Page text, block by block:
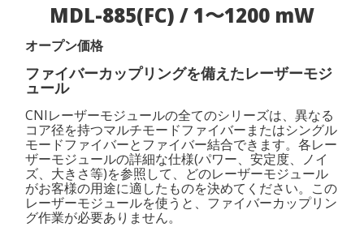
MDL-885(FC) / 1〜1200 mW
オープン価格
ファイバーカップリングを備えたレーザーモジ
ュール
CNIレーザーモジュールの全てのシリーズは、異なる
コア径を持つマルチモードファイバーまたはシングル
モードファイバーとファイバー結合できます。各レー
ザーモジュールの詳細な仕様(パワー、安定度、ノイ
ズ、大きさ等)を参照して、どのレーザーモジュール
がお客様の用途に適したものを決めてください。この
レーザーモジュールを使うと、ファイバーカップリン
グ作業が必要ありません。